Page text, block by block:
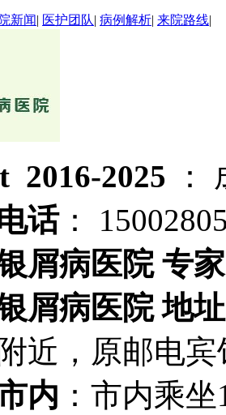
新闻| 医护团队| 病例解析| 来院路线|
2016-2025
：
话：
屑病医院 专
屑病医院 地址
近，原邮电
内 ：市内乘